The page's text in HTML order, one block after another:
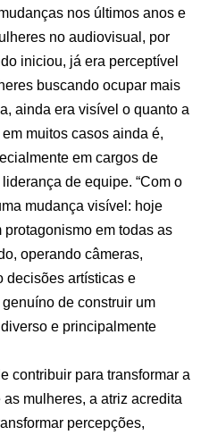
nos últimos anos e
no audiovisual, por
iniciou, já era perceptível
buscando ocupar mais
ainda era visível o quanto a
muitos casos ainda é,
em cargos de
de equipe. “Com o
mudança visível: hoje
em todas as
operando câmeras,
decisões artísticas e
de construir um
e principalmente
contribuir para transformar a
mulheres, a atriz acredita
percepções,